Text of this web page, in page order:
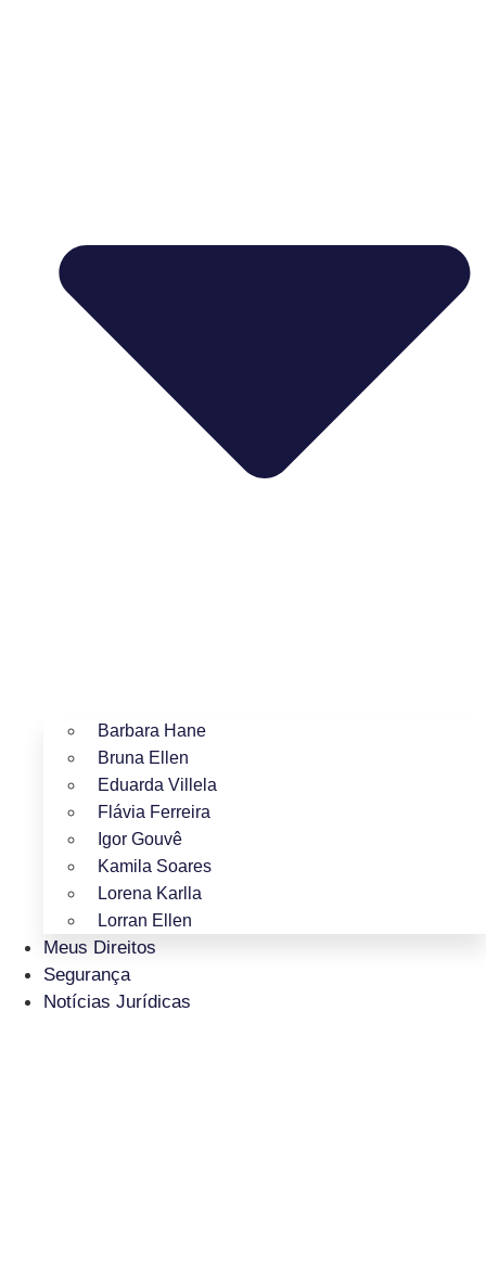
Barbara Hane
Bruna Ellen
Eduarda Villela
Flávia Ferreira
Igor Gouvê
Kamila Soares
Lorena Karlla
Lorran Ellen
Meus Direitos
Segurança
Notícias Jurídicas